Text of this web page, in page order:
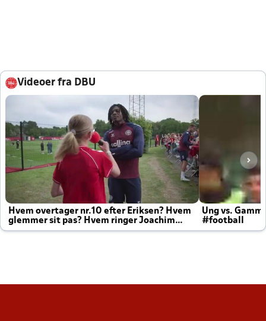
Videoer fra DBU
Hvem overtager nr.10 efter Eriksen? Hvem
glemmer sit pas? Hvem ringer Joachim
altid til efter kampe?
Ung vs.
#football